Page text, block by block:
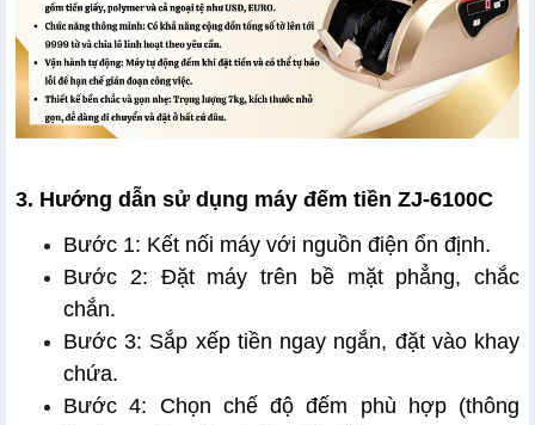
3. Hướng dẫn sử dụng máy đếm tiền ZJ-6100C
Bước 1: Kết nối máy với nguồn điện ổn định.
Bước 2: Đặt máy trên bề mặt phẳng, chắc
chắn.
Bước 3: Sắp xếp tiền ngay ngắn, đặt vào khay
chứa.
Bước 4: Chọn chế độ đếm phù hợp (thông